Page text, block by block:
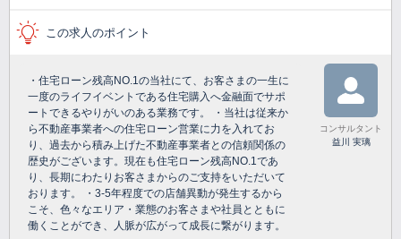
この求人のポイント
・住宅ローン残高NO.1の当社にて、お客さまの一生に
一度のライフイベントである住宅購入へ金融面でサポ
ートできるやりがいのある業務です。 ・当社は従来か
ら不動産事業者への住宅ローン営業に力を入れてお
り、過去から積み上げた不動産事業者との信頼関係の
歴史がございます。現在も住宅ローン残高NO.1であ
り、長期にわたりお客さまからのご支持をいただいて
おります。 ・3-5年程度での店舗異動が発生するから
こそ、色々なエリア・業態のお客さまや社員とともに
働くことができ、人脈が広がって成長に繋がります。
コンサルタント
益川 実璃